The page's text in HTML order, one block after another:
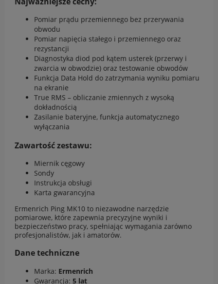
Pomiar prądu przemiennego bez przerywania
obwodu
Pomiar napięcia stałego i przemiennego oraz
rezystancji
Diagnostyka diod pod kątem usterek (przerwy i
zwarcia w obwodzie) oraz testowanie obwodów
Funkcja Data Hold do zatrzymania wyniku pomiaru
na ekranie
True RMS – obliczanie zmiennych z wysoką
dokładnością
Zasilanie bateryjne, funkcja automatycznego
wyłączania
Zawartość zestawu:
Miernik cęgowy
Sondy
Instrukcja obsługi
Karta gwarancyjna
Ermenrich Ping MK10 to niezawodne narzędzie
pomiarowe, które zapewnia precyzyjne wyniki i
bezpieczeństwo pracy, spełniając wymagania zarówno
profesjonalistów, jak i amatorów.
Dane techniczne
Marka: Ermenrich
Gwarancja: 5 lat